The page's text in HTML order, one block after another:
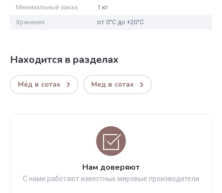
Минимальный заказ
1 кг
Хранение
от 0°С до +20°С
Находится в разделах
Мёд в сотах Мед в сотах
Нам доверяют
С нами работают известные мировые производители